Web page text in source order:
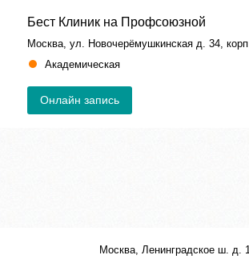
Бест Клиник на Профсоюзной
Москва, ул. Новочерёмушкинская д. 34,
Академическая
Онлайн запись
Москва, Ленинградское ш. д.